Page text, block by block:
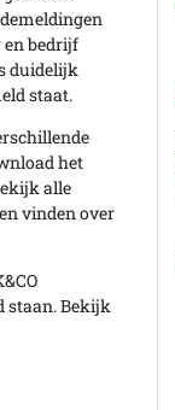
bedrijf
duidelijk
staat.
het
alle
vinden over
staan. Bekijk